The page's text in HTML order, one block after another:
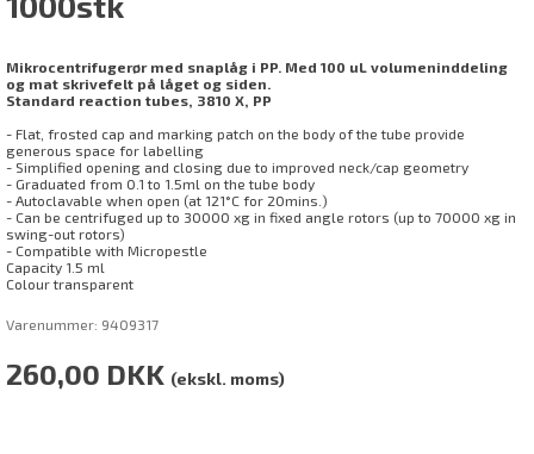
Mikrocentrifugerør med snaplåg i PP. Med 100 uL volumeninddeling
og mat skrivefelt på låget og siden.
Standard reaction tubes, 3810 X, PP
- Flat, frosted cap and marking patch on the body of the tube provide
generous space for labelling
- Simplified opening and closing due to improved neck/cap geometry
- Graduated from 0.1 to 1.5ml on the tube body
- Autoclavable when open (at 121°C for 20mins.)
- Can be centrifuged up to 30000 xg in fixed angle rotors (up to 70000 xg in
swing-out rotors)
- Compatible with Micropestle
Capacity 1.5 ml
Colour transparent
Varenummer: 9409317
260,00 DKK (ekskl. moms)